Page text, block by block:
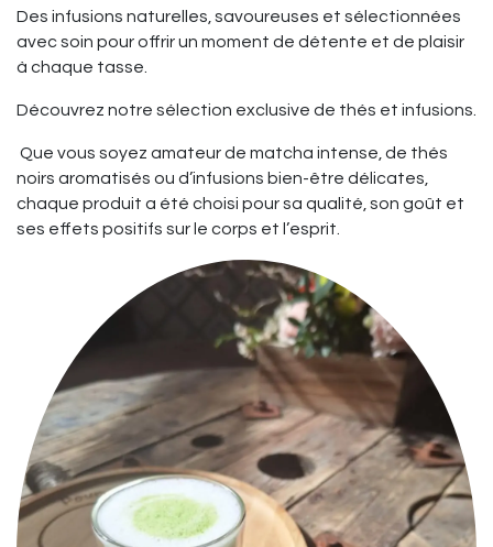
Des infusions naturelles, savoureuses et sélectionnées
avec soin pour offrir un moment de détente et de plaisir
à chaque tasse.
Découvrez notre sélection exclusive de thés et infusions.
Que vous soyez amateur de matcha intense , de thés
noirs aromatisés ou d’infusions bien-être délicates
chaque produit a été choisi pour sa qualité, son goût et
ses effets positifs sur le corps et l’esprit.